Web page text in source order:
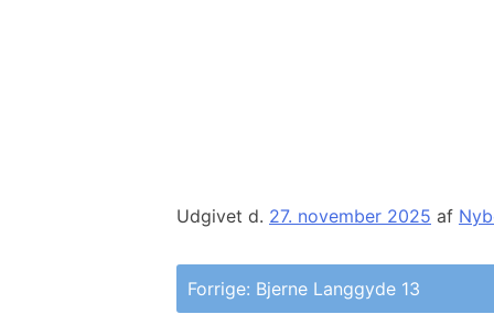
Udgivet d. 27. november 2025 af
Indlægsnavigation
Forrige: Bjerne Langgyde 13